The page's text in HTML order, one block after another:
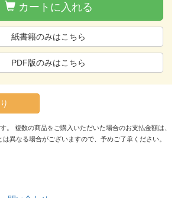
カートに入れる
紙書籍のみはこちら
PDF版のみはこちら
。 複数の商品をご購入いただいた場合のお支払金額は、
異なる場合がございますので、予めご了承ください。